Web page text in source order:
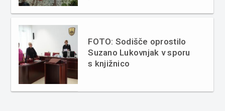
FOTO: Sodišče oprostilo
Suzano Lukovnjak v sporu
s knjižnico